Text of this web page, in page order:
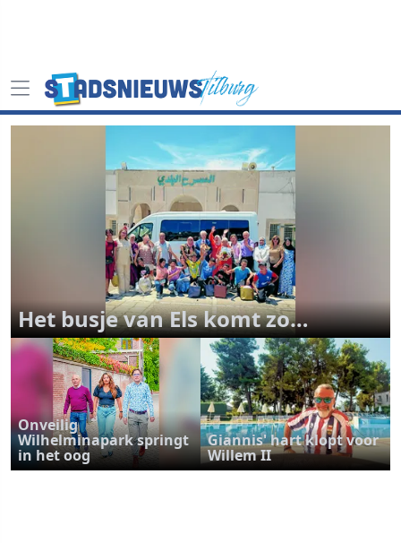
Het busje van Els komt zo…
Onveilig
Wilhelminapark springt
in het oog
Giannis' hart klopt voor
Willem II